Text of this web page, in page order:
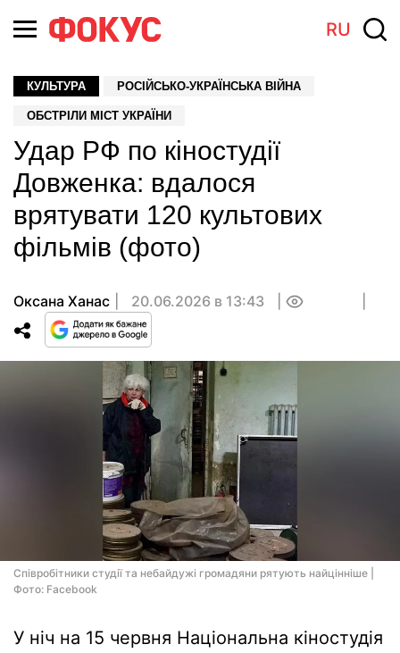
RU
КУЛЬТУРА РОСІЙСЬКО-УКРАЇНСЬКА ВІЙНА
ОБСТРІЛИ МІСТ УКРАЇНИ
Удар РФ по кіностудії
Довженка: вдалося
врятувати 120 культових
фільмів (фото)
Оксана Ханас 20.06.2026 в 13:43
Співробітники студії та небайдужі громадяни рятують найцінніше |
Фото: Facebook
У ніч на 15 червня Національна кіностудія